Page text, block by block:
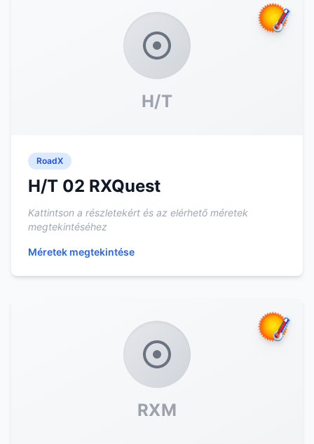
H/T
RoadX
H/T 02 RXQuest
Kattintson a részletekért és az elérhető méretek
megtekintéséhez
Méretek megtekintése
RXM